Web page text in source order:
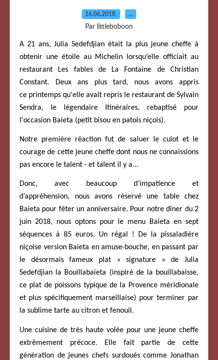
16.06.2018 …
Par littleboboon
A 21 ans, Julia Sedefdjian était la plus jeune cheffe à
obtenir une étoile au Michelin lorsqu’elle officiait au
restaurant Les fables de La Fontaine de Christian
Constant. Deux ans plus tard, nous avons appris
ce printemps qu'elle avait repris le restaurant de Sylvain
Sendra, le légendaire Itinéraires, rebaptisé pour
l'occasion Baieta (petit bisou en patois niçois).
Notre première réaction fut de saluer le culot et le
courage de cette jeune cheffe dont nous ne connaissions
pas encore le talent - et talent il y a...
Donc, avec beaucoup d’impatience et
d’appréhension, nous avons réservé une table chez
Baieta pour fêter un anniversaire. Pour notre dîner du 2
juin 2018, nous optons pour le menu Baieta en sept
séquences à 85 euros. Un régal ! De la pissaladière
niçoise version Baieta en amuse-bouche, en passant par
le désormais fameux plat « signature » de Julia
Sedefdjian la Bouillabaieta (inspiré de la bouillabaisse,
ce plat de poissons typique de la Provence méridionale
et plus spécifiquement marseillaise) pour terminer par
la sublime tarte au citron et fenouil.
Une cuisine de très haute volée pour une jeune cheffe
extrêmement précoce. Elle fait partie de cette
génération de jeunes chefs surdoués comme Jonathan